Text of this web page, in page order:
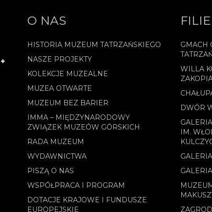
O NAS
HISTORIA MUZEUM TATRZAŃSKIEGO
NASZE PROJEKTY
KOLEKCJE MUZEALNE
MUZEA OTWARTE
MUZEUM BEZ BARIER
IMMA – MIĘDZYNARODOWY
ZWIĄZEK MUZEÓW GÓRSKICH
RADA MUZEUM
WYDAWNICTWA
PISZĄ O NAS
WSPÓŁPRACA I PROGRAM
DOTACJE KRAJOWE I FUNDUSZE
EUROPEJSKIE
FILIE
GMACH
WILLA
DWÓR
IM.